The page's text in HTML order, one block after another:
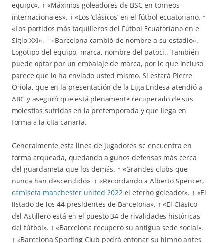
equipo». ↑ «Máximos goleadores de BSC en torneos
internacionales». ↑ «Los ‘clásicos’ en el fútbol ecuatoriano. ↑
«Los partidos más taquilleros del Fútbol Ecuatoriano en el
Siglo XXI». ↑ «Barcelona cambió de nombre a su estadio».
Logotipo del equipo, marca, nombre del patoci.. También
puede optar por un embalaje de marca, por lo que incluso
parece que lo ha enviado usted mismo. Sí estará Pierre
Oriola, que en la presentación de la Liga Endesa atendió a
ABC y aseguró que está plenamente recuperado de sus
molestias sufridas en la pretemporada y que llega en
forma a la cita canaria.
Generalmente esta línea de jugadores se encuentra en
forma arqueada, quedando algunos defensas más cerca
del guardameta que los demás. ↑ «Grandes clubs que
nunca han descendido». ↑ «Recordando a Alberto Spencer,
camiseta manchester united 2022 el eterno goleador». ↑ «El
listado de los 44 presidentes de Barcelona». ↑ «El Clásico
del Astillero está en el puesto 34 de rivalidades históricas
del fútbol». ↑ «Barcelona recuperó su antigua sede social».
↑ «Barcelona Sporting Club podrá entonar su himno antes